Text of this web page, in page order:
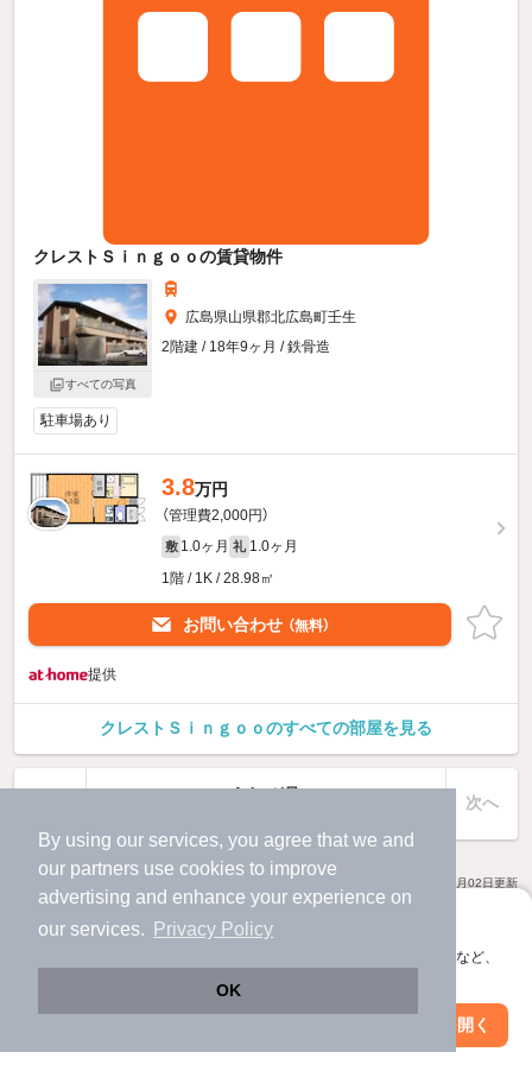
By using our services, you agree that we and
our partners use cookies to improve
advertising and enhance your experience on
our services.
Privacy Policy
OK
アプリに切り替えて、サクサクお部屋探し
会員登録なしですぐ使える。マップ検索やお気に入り保存など、
アプリを開く
クレストＳｉｎｇｏｏの賃貸物件
すべての写真
広島県山県郡北広島町壬生
2階建 / 18年9ヶ月 / 鉄骨造
駐車場あり
3.8万円
（管理費2,000円）
敷 1.0ヶ月 礼 1.0ヶ月
1階 / 1K / 28.98㎡
お問い合わせ （無料）
提供
クレストＳｉｎｇｏｏのすべての部屋を見る
1ページ目
次へ
18 2026年08月02日更新
絞り込み条件を変更